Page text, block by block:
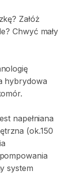
Załóż
Chwyć mały
hybrydowa
napełniana
(ok.150
pompowania
system